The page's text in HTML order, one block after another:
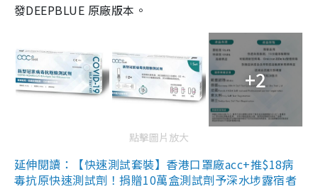
發DEEPBLUE 原廠版本。
+2
點擊圖片放大
延伸閱讀：【快速測試套裝】香港口罩廠acc+推$18病
毒抗原快速測試劑！捐贈10萬盒測試劑予深水埗露宿者